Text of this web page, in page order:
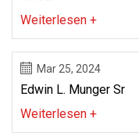
Weiterlesen +
Mar 25, 2024
Edwin L. Munger Sr
Weiterlesen +